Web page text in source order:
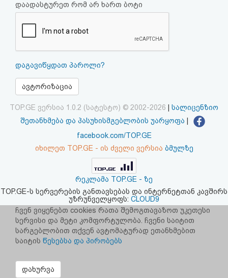
რეგისტრაცია
პაროლის
HTML
კოდი
შეთანხმება
პასუხისმგებლობის
უარყოფა
დაადასტურეთ რომ არ ხართ ბოტი
დაგავიწყდათ პაროლი?
ავტორიზაცია
TOP.GE ვერსია 1.0.2 (სატესტო) © 2002-2026
სალიცენზიო
შეთანხმება და პასუხისმგებლობის უარყოფა
facebook.com/TOP.GE
იხილეთ TOP.GE - ის ძველი ვერსია ბმულზე
რეკლამა TOP.GE - ზე
TOP.GE-ს სერვერების განთავსებას და ინტერნეტთან კავშირს
უზრუნველყოფს: CLOUD9
ჩვენ ვიყენებთ cookies რათა შემოგთავაზოთ უკეთესი
სერვისი და მეტი კომფორტულობა. ჩვენი საიტით
სარგებლობით თქვენ ავტომატურად ეთანხმებით
საიტის წესებსა და პირობებს
დახურვა